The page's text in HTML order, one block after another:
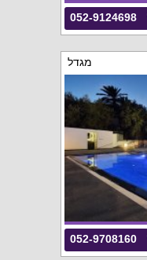
052-9124698
מגדל
052-9708160